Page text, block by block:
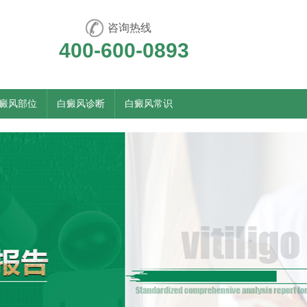
咨询热线
400-600-0893
风部位 白癜风诊断 白癜风常识